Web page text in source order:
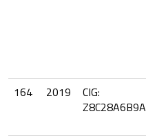
164
2019
CIG:
Z8C28A6B9A